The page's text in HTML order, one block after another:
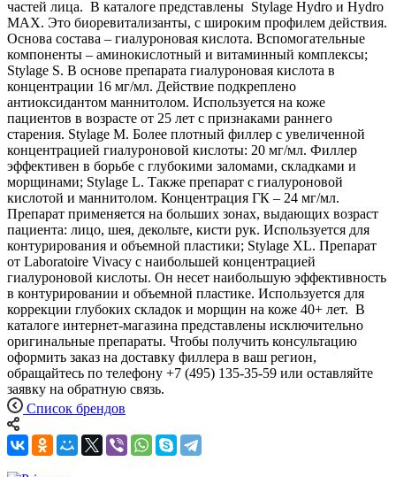
помогают пациентам исправить недостаток объема отдельных
частей лица. В каталоге представлены Stylage Hydro и Hydro
MAX. Это биоревитализанты, с широким профилем действия.
Основа состава – гиалуроновая кислота. Вспомогательные
компоненты – аминокислотный и витаминный комплексы;
Stylage S. В основе препарата гиалуроновая кислота в
концентрации 16 мг/мл. Действие подкреплено
антиоксидантом маннитолом. Используется на коже
пациентов в возрасте от 25 лет с признаками раннего
старения. Stylage M. Более плотный филлер с увеличенной
концентрацией гиалуроновой кислоты: 20 мг/мл. Филлер
эффективен в борьбе с глубокими заломами, складками и
морщинами; Stylage L. Также препарат с гиалуроновой
кислотой и маннитолом. Концентрация ГК – 24 мг/мл.
Препарат применяется на больших зонах, выдающих возраст
пациента: лицо, шея, декольте, кисти рук. Используется для
контурирования и объемной пластики; Stylage XL. Препарат
от Laboratoire Vivacy с наибольшей концентрацией
гиалуроновой кислоты. Он несет наибольшую эффективность
в контурировании и объемной пластике. Используется для
коррекции глубоких складок и морщин на коже 40+ лет. В
каталоге интернет-магазина представлены исключительно
оригинальные препараты. Чтобы получить консультацию
оформить заказ на доставку филлера в ваш регион,
обращайтесь по телефону +7 (495) 135-35-59 или оставляйте
заявку на обратную связь.